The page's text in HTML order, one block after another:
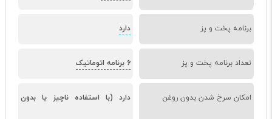
برنامه پخت و پز دارد
تعداد برنامه پخت و پز 6 برنامه اتوماتیک
امکان سرخ شدن بدون روغن دارد (با استفاده ناچیز یا بدون